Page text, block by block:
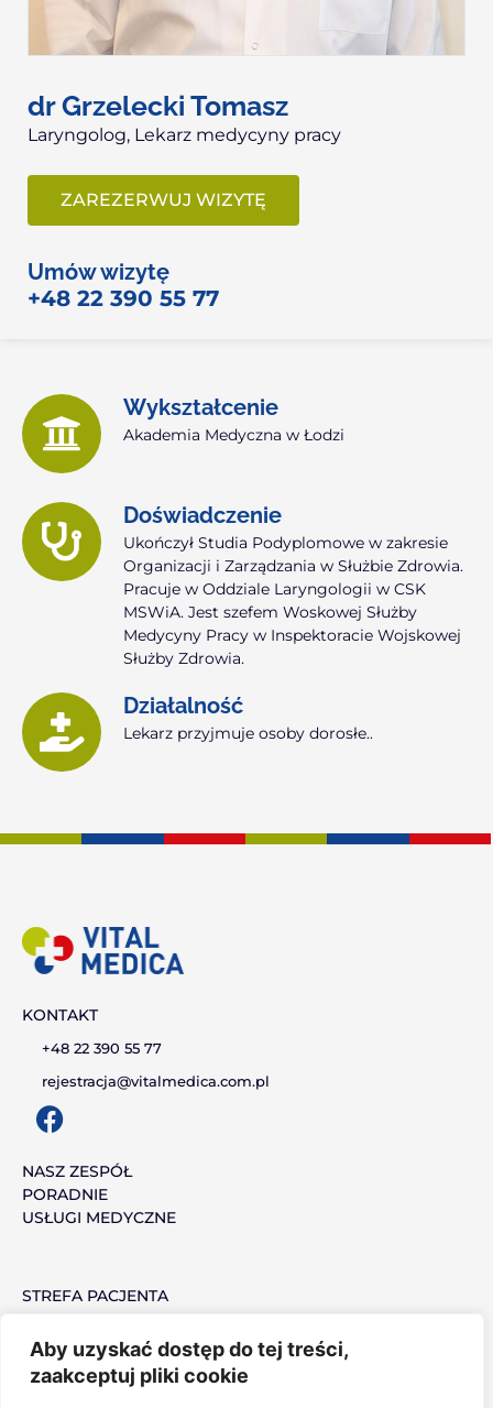
Aby uzyskać dostęp do tej treści,
zaakceptuj pliki cookie
dr Grzelecki Tomasz
Laryngolog, Lekarz medycyny pracy
ZAREZERWUJ WIZYTĘ
Umów wizytę
+48 22 390 55 77
Wykształcenie
Akademia Medyczna w Łodzi
Doświadczenie
Ukończył Studia Podyplomowe w zakresie
Organizacji i Zarządzania w Służbie Zdrowia.
Pracuje w Oddziale Laryngologii w CSK
MSWiA. Jest szefem Woskowej Służby
Medycyny Pracy w Inspektoracie Wojskowej
Służby Zdrowia.
Działalność
Lekarz przyjmuje osoby dorosłe..
KONTAKT
+48 22 390 55 77
rejestracja@vitalmedica.com.pl
F
c
e
b
o
NASZ ZESPÓŁ
PORADNIE
USŁUGI MEDYCZNE
STREFA PACJENTA
PRACUJ Z NAMI